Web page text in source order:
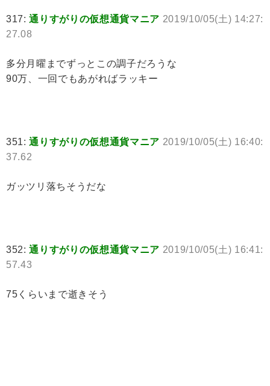
317:通りすがりの仮想通貨マニア 2019/10/05(土) 14:27:
27.08
多分月曜までずっとこの調子だろうな
90万、一回でもあがればラッキー
351:通りすがりの仮想通貨マニア 2019/10/05(土) 16:40:
37.62
ガッツリ落ちそうだな
352:通りすがりの仮想通貨マニア 2019/10/05(土) 16:41:
57.43
75くらいまで逝きそう